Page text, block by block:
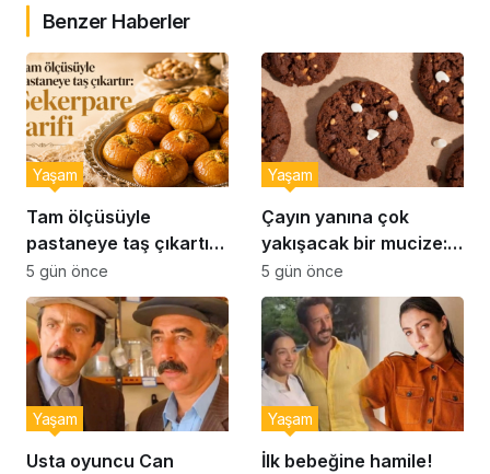
Benzer Haberler
Tam ölçüsüyle
pastaneye taş çıkartır:
Şekerpare tarifi
Yaşam
5 gün önce
Çayın yanına çok
yakışacak bir mucize:
Brownie tadında ıslak
kurabiye tarifi…
Yaşam
5 gün önce
Usta oyuncu Can
Yaşam
İlk bebeğine hamile!
Yaşam